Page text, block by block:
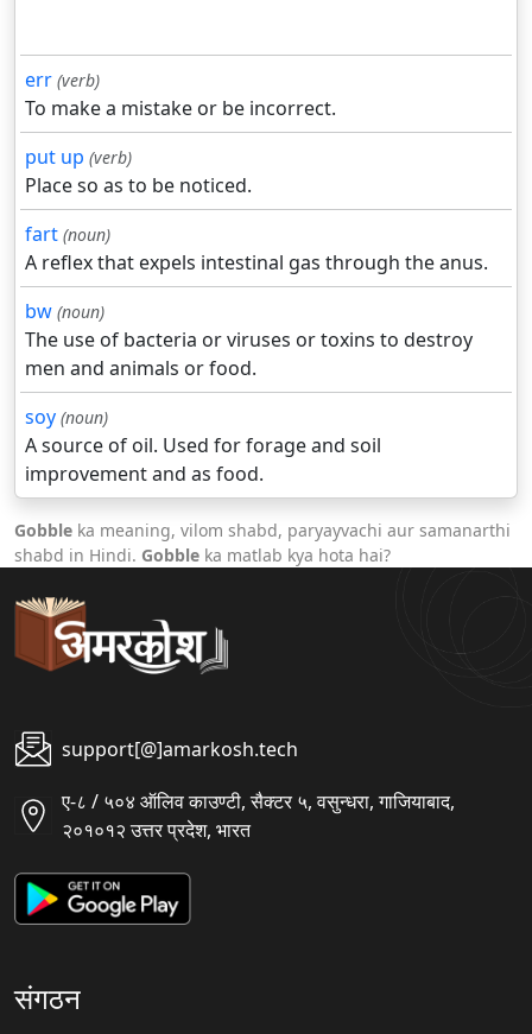
err (verb)
To make a mistake or be incorrect.
put up (verb)
Place so as to be noticed.
fart (noun)
A reflex that expels intestinal gas through the anus.
bw (noun)
The use of bacteria or viruses or toxins to destroy
men and animals or food.
soy (noun)
A source of oil. Used for forage and soil
improvement and as food.
Gobble ka meaning, vilom shabd, paryayvachi aur samanarthi
shabd in Hindi. Gobble ka matlab kya hota hai?
support[@]amarkosh.tech
ए-८ / ५०४ ऑलिव काउण्टी, सैक्टर ५, वसुन्धरा, गाजियाबाद,
२०१०१२ उत्तर प्रदेश, भारत
संगठन